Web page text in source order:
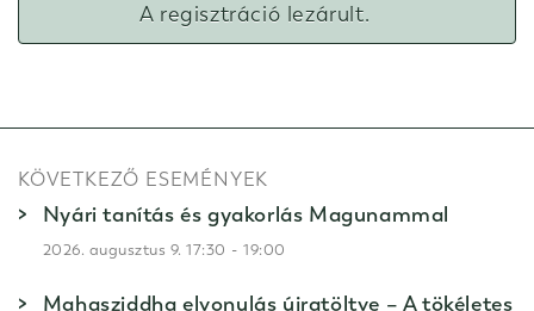
A regisztráció lezárult.
KÖVETKEZŐ ESEMÉNYEK
Nyári tanítás és gyakorlás Magunammal
2026. augusztus 9. 17:30 -19:00
Mahasziddha elvonulás újratöltve – A tökéletes